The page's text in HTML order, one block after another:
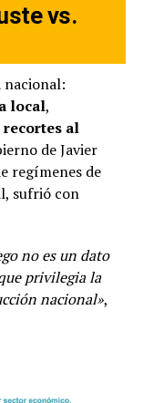
vs.
nacional:
local,
recortes al
de Javier
regímenes de
sufrió con
no es un dato
privilegia la
nacional»,